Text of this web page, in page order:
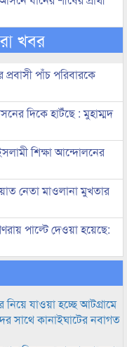
খবর
পাঁচ পরিবারকে
দিকে হাটঁছে : মুহাম্মদ
শিক্ষা আন্দোলনের
নেতা মাওলানা মুখতার
পাল্টে দেওয়া হয়েছে:
যাওয়া হচ্ছে আটগ্রামে
সাথে কানাইঘাটের নবাগত